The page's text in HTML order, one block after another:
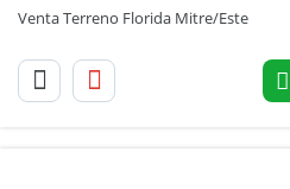
Venta Terreno Florida Mitre/Este